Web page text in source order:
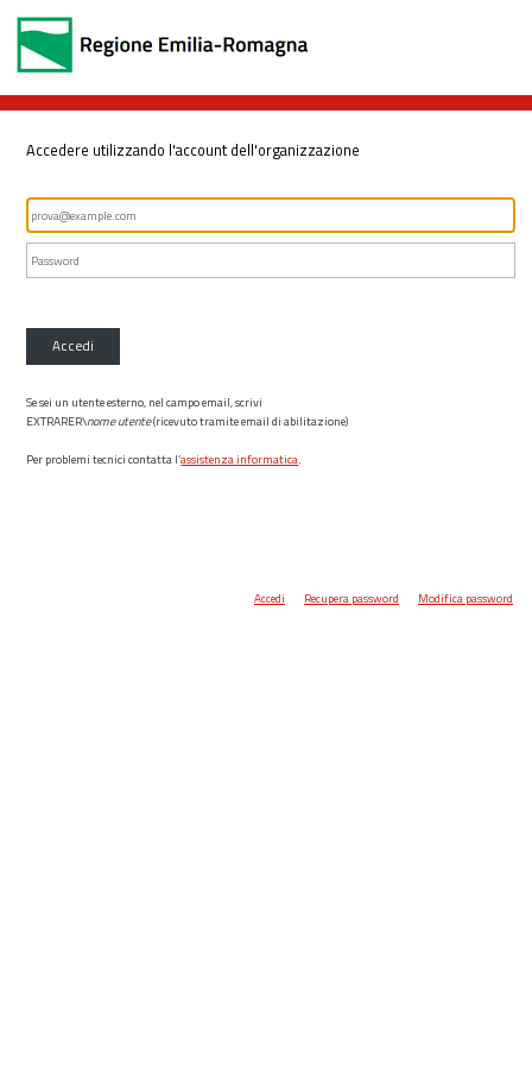
Accedere utilizzando l'account dell'organizzazione
Accedi
Se sei un utente esterno, nel campo email, scrivi
EXTRARER\nome utente(ricevuto tramite email di abilitazione)
Per problemi tecnici contatta l’assistenza informatica.
Accedi Recupera password Modifica password